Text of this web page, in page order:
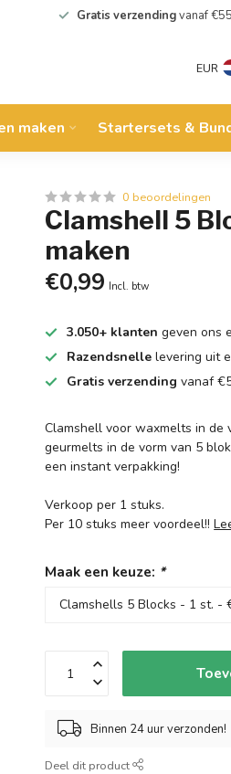
Gratis verzendingvanaf
EUR
maken Startersets &
0 beoordelingen
Clamshell 5
maken
€0,99 Incl. btw
3.050+ klanten geven ons
Razendsnelle levering uit
Gratis verzending vanaf
Clamshell voor waxmelts in de
geurmelts in de vorm van 5
een instant verpakking!
Verkoop per 1 stuks.
Per 10 stuks meer voordeel!!
Maak een keuze: *
Binnen 24 uur verzonden!
Deel dit product